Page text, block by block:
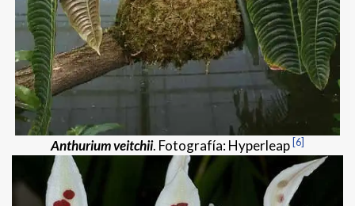
Anthurium veitchii. Fotografía: Hyperleap [6]